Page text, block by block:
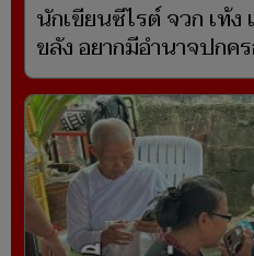
นักเขียนซีไรต์ จวก เท้
ขลัง อยากมีอำนาจปกค